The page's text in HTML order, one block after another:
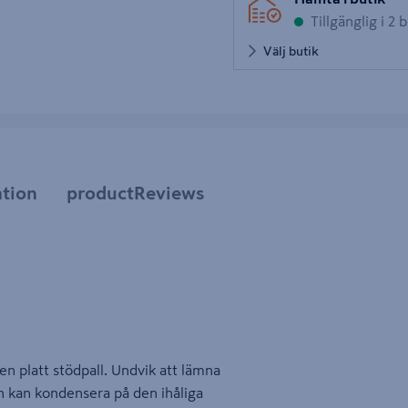
Tillgänglig i 2
Välj butik
productReviews
platt stödpall. Undvik att lämna
kondensera på den ihåliga